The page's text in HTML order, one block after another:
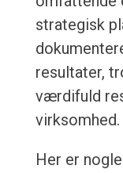
strategisk
resultater,
værdifuld
virksomhed.
Her er